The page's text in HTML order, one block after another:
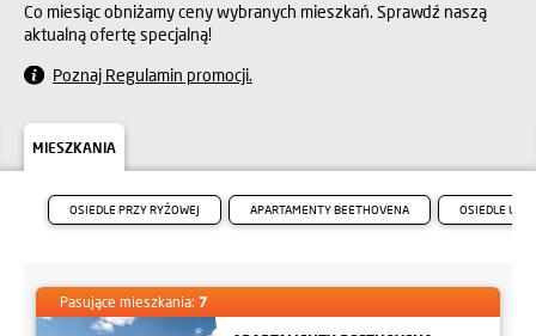
Co miesiąc obniżamy ceny wybranych mieszkań. Sprawdź naszą
aktualną ofertę specjalną!
Poznaj Regulamin promocji.
MIESZKANIA
OSIEDLE PRZY RYŻOWEJ APARTAMENTY BEETHOVENA OSIEDLE
Pasujące mieszkania: 7